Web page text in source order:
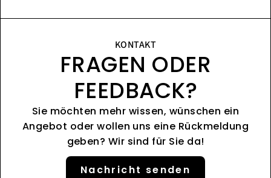
KONTAKT
FRAGEN ODER
FEEDBACK?
Sie möchten mehr wissen, wünschen ein
Angebot oder wollen uns eine Rückmeldung
geben? Wir sind für Sie da!
Nachricht senden